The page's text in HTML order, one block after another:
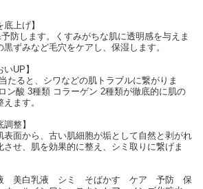
上げ】
防します。くすみがちな肌に透明感を与えま
ずみなど毛穴をケアし、保湿します。
UP】
たると、シワなどの肌トラブルに繋がりま
ン酸 3種類 コラーゲン 2種類が徹底的に肌の
ます。
整】
表面から、古い肌細胞が垢として自然と剥がれ
せ、肌を効果的に整え、シミ取りに繋げま
液 美白乳液 シミ そばかす ケア 予防 保